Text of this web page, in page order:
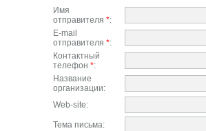
Имя
отправителя *:
E-mail
отправителя *:
Контактный
телефон *:
Название
организации:
Web-site:
Тема письма: